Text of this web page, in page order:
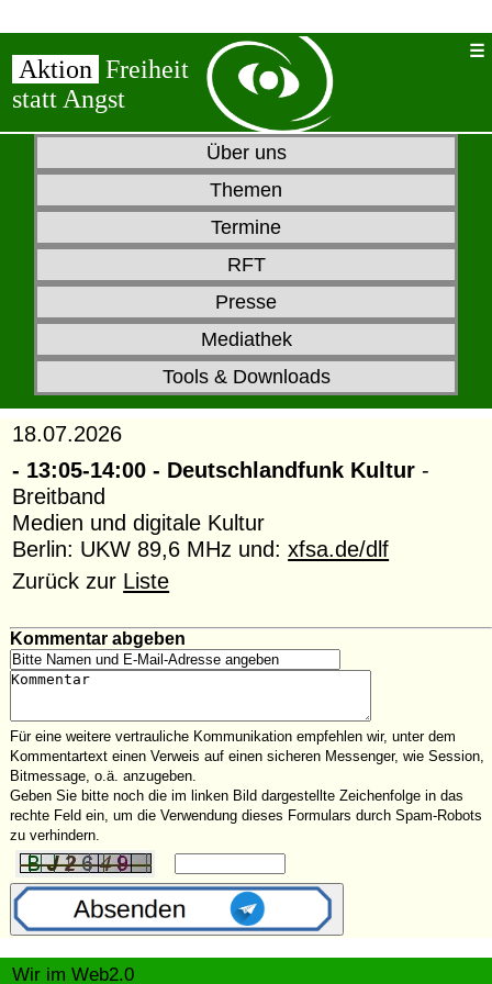
Aktion Freiheit
statt Angst
Über uns
Themen
Termine
RFT
Presse
Mediathek
Tools & Downloads
18.07.2026
- 13:05-14:00 - Deutschlandfunk Kultur-
Breitband
Medien und digitale Kultur
Berlin: UKW 89,6 MHz und:xfsa.de/dlf
Zurück zur Liste
Kommentar abgeben
Für eine weitere vertrauliche Kommunikation empfehlen wir, unter dem
Kommentartext einen Verweis auf einen sicheren Messenger, wie Session,
Bitmessage, o.ä. anzugeben.
Geben Sie bitte noch die im linken Bild dargestellte Zeichenfolge in das
rechte Feld ein, um die Verwendung dieses Formulars durch Spam-Robots
zu verhindern.
Wir im Web2.0